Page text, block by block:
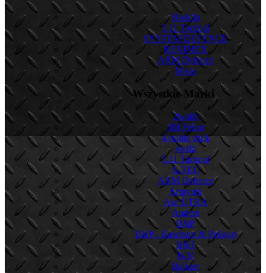
Harkila
5.11 Tactical
SYSTEM DEFENCE
REXIMEX
ARM Defence
M-tac
Wszystkie Marki
2wolfs
3M Peltor
4 stable stick
4wild
5.11 Tactical
A-TEC
ARM Defence
Armytek
Ase UTRA
Audere
B&P
B&P - Baschieri & Pellagri
B&T
B-N
Balkart